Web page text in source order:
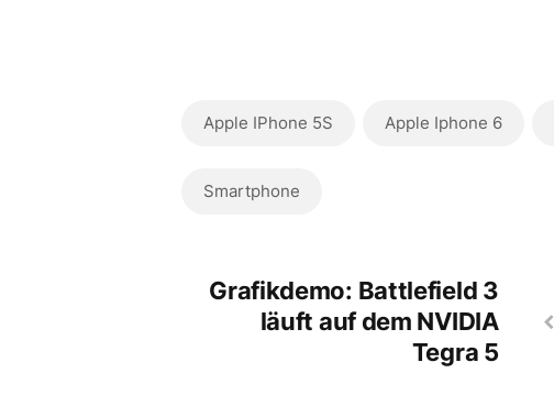
Apple IPhone 5S Apple Iphone 6
Smartphone
Grafikdemo: Battlefield 3
läuft auf dem NVIDIA
Tegra 5